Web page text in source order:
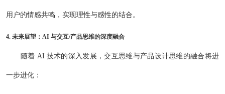
用户的情感共鸣，实现理性与感性的结合。
4. 未来展望：AI 与交互/产品思维的深度融合
随着 AI 技术的深入发展，交互思维与产品设计思维的融合将进
一步进化：